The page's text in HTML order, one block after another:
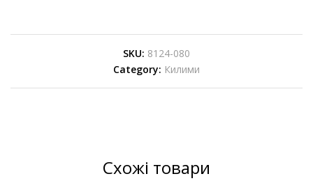
SKU: 8124-080
Category: Килими
Схожі товари